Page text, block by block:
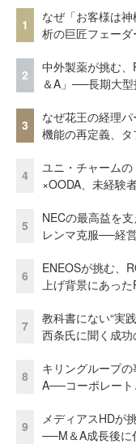
1
なぜ「お客様は
析の巨匠フェー
2
中外製薬が挑む
＆A」──長期大
3
なぜ花王の経理
機能の再定義、
4
ユニ・チャーム
×OODA、未経験
5
NECの最高益を
レンマ克服──経
6
ENEOSが挑む、
上げ背景にあっ
7
教科書にない“実
西条氏に聞く成
8
キリングループ
A──コーポレート
9
メディアスHDが
──M＆A成長後に